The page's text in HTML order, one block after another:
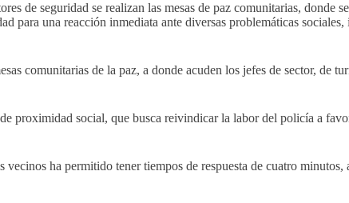
de seguridad se realizan las mesas de paz comunitarias, donde
para una reacción inmediata ante diversas problemáticas
comunitarias de la paz, a donde acuden los jefes de sector, de
proximidad social, que busca reivindicar la labor del policía a
ha permitido tener tiempos de respuesta de cuatro minutos,